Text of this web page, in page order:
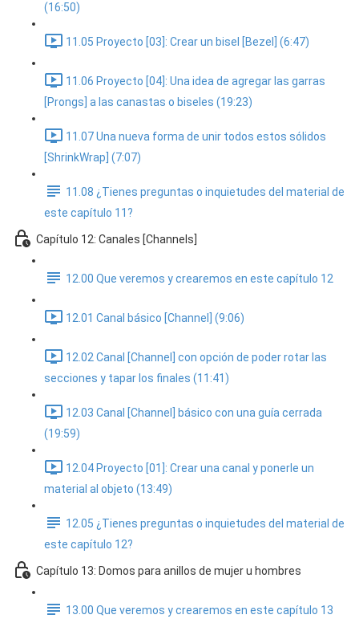
(16:50)
11.05 Proyecto [03]: Crear un bisel [Bezel] (6:47)
11.06 Proyecto [04]: Una idea de agregar las garras
[Prongs] a las canastas o biseles (19:23)
11.07 Una nueva forma de unir todos estos sólidos
[ShrinkWrap] (7:07)
11.08 ¿Tienes preguntas o inquietudes del material de
este capítulo 11?
Capítulo 12: Canales [Channels]
12.00 Que veremos y crearemos en este capítulo 12
12.01 Canal básico [Channel] (9:06)
12.02 Canal [Channel] con opción de poder rotar las
secciones y tapar los finales (11:41)
12.03 Canal [Channel] básico con una guía cerrada
(19:59)
12.04 Proyecto [01]: Crear una canal y ponerle un
material al objeto (13:49)
12.05 ¿Tienes preguntas o inquietudes del material de
este capítulo 12?
Capítulo 13: Domos para anillos de mujer u hombres
13.00 Que veremos y crearemos en este capítulo 13